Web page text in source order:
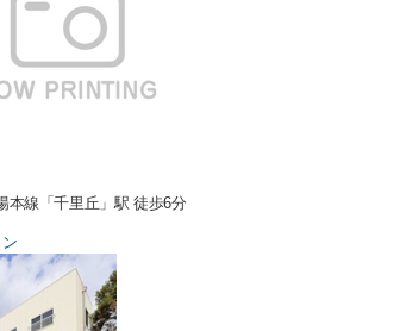
本線「千里丘」駅 徒歩6分